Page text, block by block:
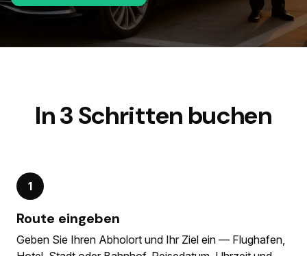
In 3 Schritten buchen
1
Route eingeben
Geben Sie Ihren Abholort und Ihr Ziel ein — Flughafen,